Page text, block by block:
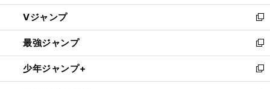
ウ
ィ
ン
ド
ウ
で
開
し
い
ウ
ィ
ン
ド
ウ
Vジャンプ
新
し
い
ウ
ィ
ン
最強ジャンプ
新
し
い
ウ
少年ジャンプ+
新
し